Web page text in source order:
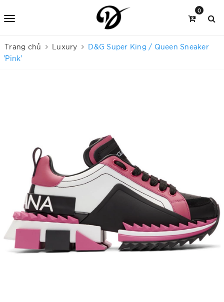
0
Trang chủ Luxury
D&G Super King / Queen Sneaker
'Pink'